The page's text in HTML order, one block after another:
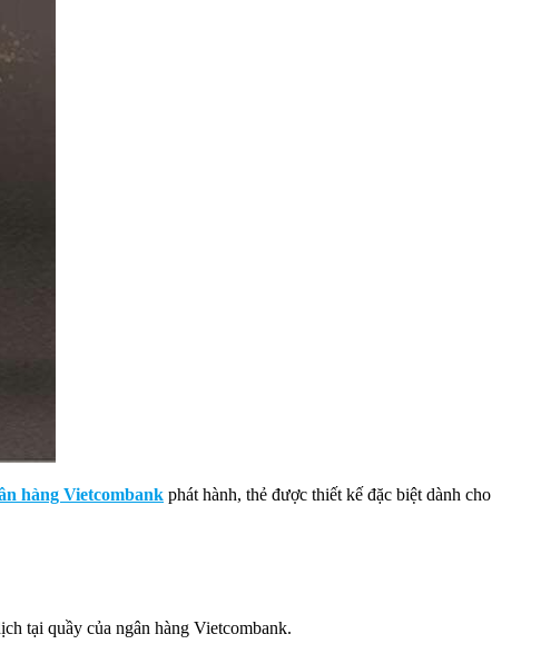
hàng Vietcombank phát hành, thẻ được thiết kế đặc biệt dành cho
tại quầy của ngân hàng Vietcombank.